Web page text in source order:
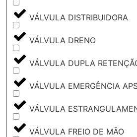
VÁLVULA DISTRIBUIDORA
VÁLVULA DRENO
VÁLVULA DUPLA
VÁLVULA EMERGÊNCIA
VÁLVULA
VÁLVULA FREIO DE MÃO